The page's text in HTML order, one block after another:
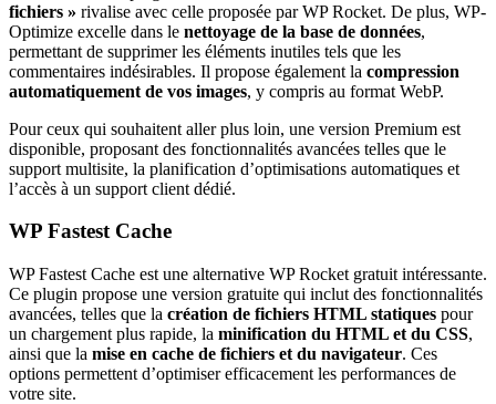
fichiers » rivalise avec celle proposée par WP Rocket. De plus, WP-
Optimize excelle dans le nettoyage de la base de données,
permettant de supprimer les éléments inutiles tels que les
commentaires indésirables. Il propose également la compression
automatiquement de vos images, y compris au format WebP.
Pour ceux qui souhaitent aller plus loin, une version Premium est
disponible, proposant des fonctionnalités avancées telles que le
support multisite, la planification d’optimisations automatiques et
l’accès à un support client dédié.
WP Fastest Cache
WP Fastest Cache est une alternative WP Rocket gratuit intéressante.
Ce plugin propose une version gratuite qui inclut des fonctionnalités
avancées, telles que la création de fichiers HTML statiques pour
un chargement plus rapide, la minification du HTML et du CSS,
ainsi que la mise en cache de fichiers et du navigateur. Ces
options permettent d’optimiser efficacement les performances de
votre site.